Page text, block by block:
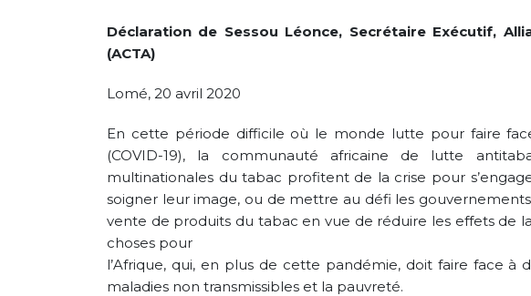
Déclaration de Sessou Léonce, Secrétaire Exécutif,
(ACTA)
Lomé, 20 avril 2020
En cette période difficile où le monde lutte pour faire
(COVID-19), la communauté africaine de lutte
multinationales du tabac profitent de la crise pour
soigner leur image, ou de mettre au défi les
vente de produits du tabac en vue de réduire les effets de
choses pour
l’Afrique, qui, en plus de cette pandémie, doit faire face à
maladies non transmissibles et la pauvreté.
Legislation Signals a
Turning Point for Africa
May 5, 2026
Leading the Way: Zambia’s
African Success Stories in
Tobacco Control
March 23, 2026
Strengthening
Industry
VACANCY
EXECUTIVE
September 22,